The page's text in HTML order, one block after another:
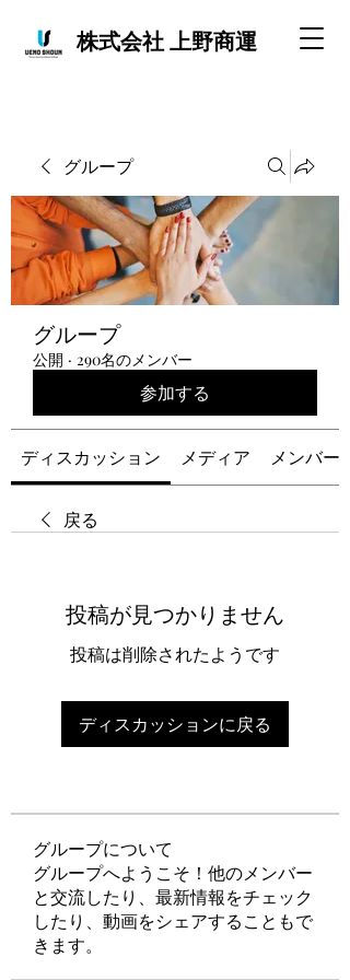
株式会社 上野商運
グループ
グループ
公開 · 290名のメンバー
参加する
ディスカッション メディア メンバー
戻る
投稿が見つかりません
投稿は削除されたようです
ディスカッションに戻る
グループについて
グループへようこそ！他のメンバー
と交流したり、最新情報をチェック
したり、動画をシェアすることもで
きます。